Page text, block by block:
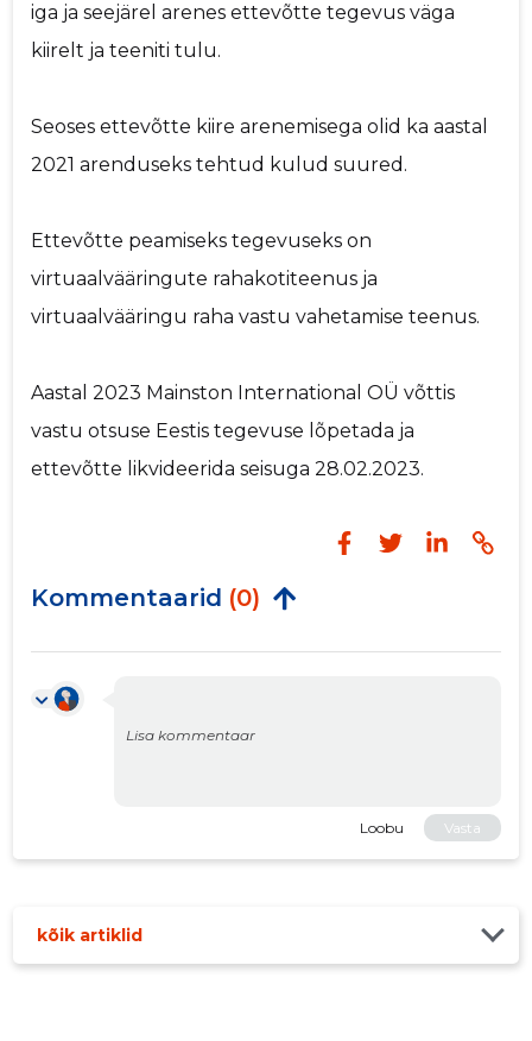
iga ja seejärel arenes ettevõtte tegevus väga
kiirelt ja teeniti tulu.
Seoses ettevõtte kiire arenemisega olid ka aastal
2021 arenduseks tehtud kulud suured.
Ettevõtte peamiseks tegevuseks on
virtuaalvääringute rahakotiteenus ja
virtuaalvääringu raha vastu vahetamise teenus.
Aastal 2023 Mainston International OÜ võttis
vastu otsuse Eestis tegevuse lõpetada ja
ettevõtte likvideerida seisuga 28.02.2023.
Kommentaarid (0)
Loobu Vasta
kõik artiklid